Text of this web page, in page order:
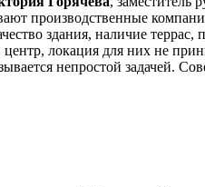
производственные
здания, наличие
центр, локация для них не
непростой задачей.